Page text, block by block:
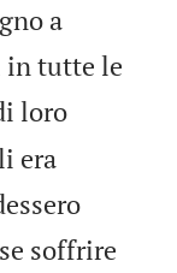
a
in tutte le
loro
era
soffrire